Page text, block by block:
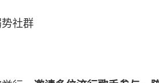
社群